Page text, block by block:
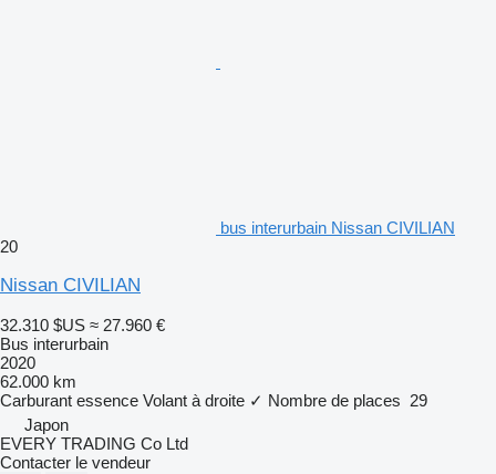
bus interurbain Nissan CIVILIAN
20
Nissan CIVILIAN
32.310 $US ≈ 27.960 €
Bus interurbain
2020
62.000 km
Carburant essence Volant à droite ✓ Nombre de places 29
Japon
EVERY TRADING Co Ltd
Contacter le vendeur